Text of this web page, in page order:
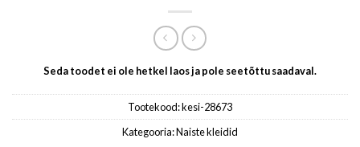
Seda toodet ei ole hetkel laos ja pole seetõttu saadaval.
Tootekood:kesi-28673
Kategooria:Naiste kleidid